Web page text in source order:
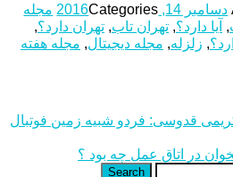
دسامبر 14, 2016 Categories
مجله
, آیا دارد؟, تهران تاب, تهران دارد؟,
, زلزله, مجله دیجیتال, مجله هفته
قدوسی: فردو شبیه زمین فوتبال
در اتاق عمل چه بود ؟
Search